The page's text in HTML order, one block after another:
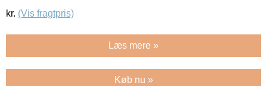
kr. (Vis fragtpris)
Læs mere »
Køb nu »